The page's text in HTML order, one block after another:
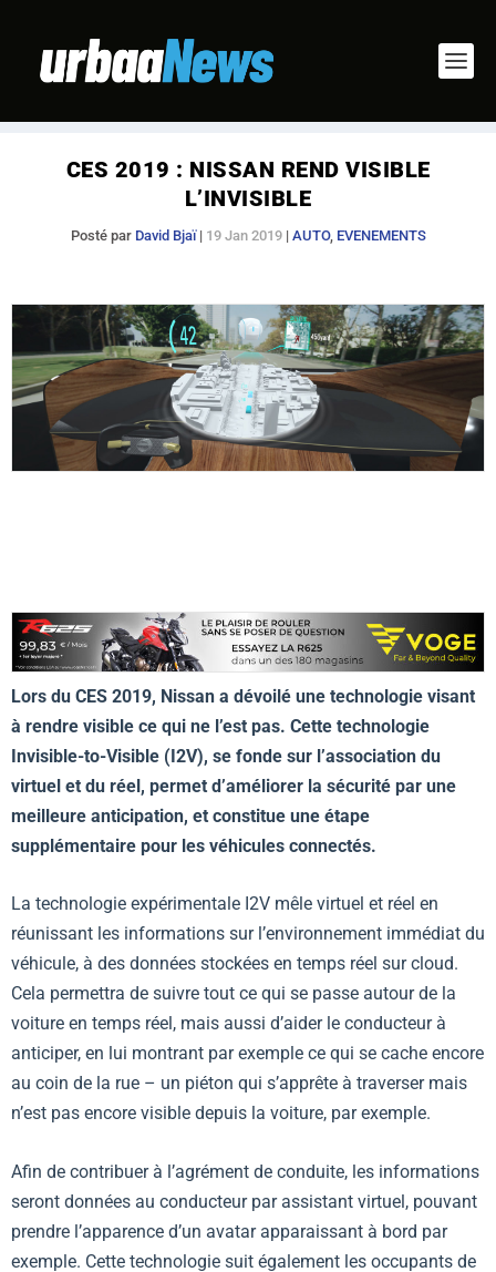
CES 2019 : NISSAN REND VISIBLE
L’INVISIBLE
Posté par David Bjaï| 19 Jan 2019| AUTO, EVENEMENTS
Lors du CES 2019, Nissan a dévoilé une technologie visant
à rendre visible ce qui ne l’est pas. Cette technologie
Invisible-to-Visible (I2V), se fonde sur l’association du
virtuel et du réel, permet d’améliorer la sécurité par une
meilleure anticipation, et constitue une étape
supplémentaire pour les véhicules connectés.
La technologie expérimentale I2V mêle virtuel et réel en
réunissant les informations sur l’environnement immédiat du
véhicule, à des données stockées en temps réel sur cloud.
Cela permettra de suivre tout ce qui se passe autour de la
voiture en temps réel, mais aussi d’aider le conducteur à
anticiper, en lui montrant par exemple ce qui se cache encore
au coin de la rue – un piéton qui s’apprête à traverser mais
n’est pas encore visible depuis la voiture, par exemple.
Afin de contribuer à l’agrément de conduite, les informations
seront données au conducteur par assistant virtuel, pouvant
prendre l’apparence d’un avatar apparaissant à bord par
exemple. Cette technologie suit également les occupants de